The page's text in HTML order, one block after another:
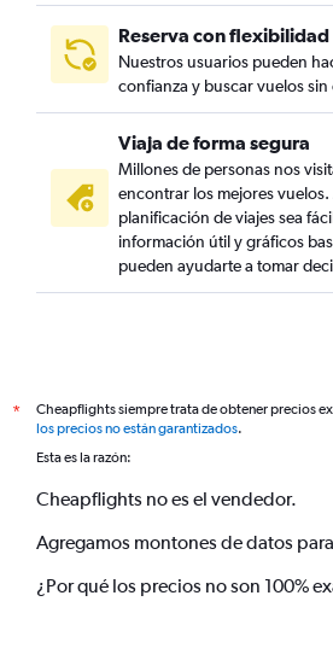
Reserva con flexibilidad
Nuestros usuarios pueden
confianza y buscar vuelos
Viaja de forma segura
Millones de personas nos
encontrar los mejores vuelos.
planificación de viajes sea
información útil y gráficos
pueden ayudarte a tomar
*
Cheapflights siempre trata de obtener precios
los precios no están garantizados.
Esta es la razón:
Cheapflights no es el vendedor.
Agregamos montones de datos
¿Por qué los precios no son 100%